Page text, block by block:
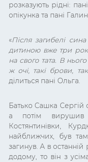
розказують рідні:
опікунка та пані
«Після загибелі
дитиною вже три
на свого тата. В
ж очі, такі брови,
ділиться пані Ольга.
Батько Сашка Сергій
а потім
Костянтинівки,
найближчих, був
загинув. А в останній
додому, то він з